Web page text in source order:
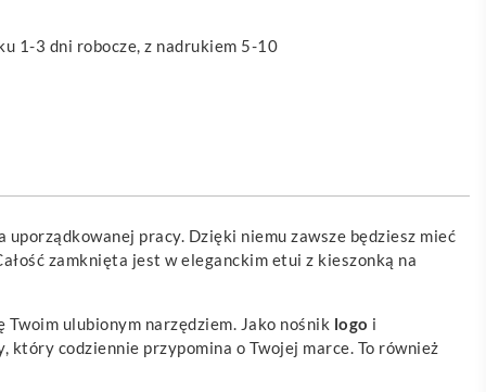
1-3 dni robocze, z nadrukiem 5-10
uporządkowanej pracy. Dzięki niemu zawsze będziesz mieć
zamknięta jest w eleganckim etui z kieszonką na
ulubionym narzędziem. Jako nośnik logo i
codziennie przypomina o Twojej marce. To również